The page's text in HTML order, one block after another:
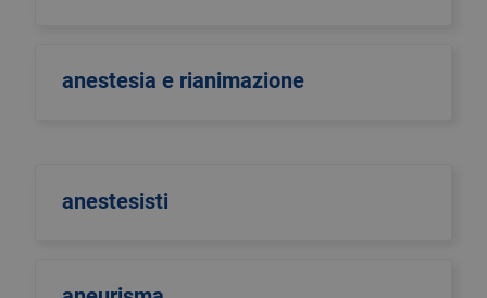
anestesia e rianimazione
anestesisti